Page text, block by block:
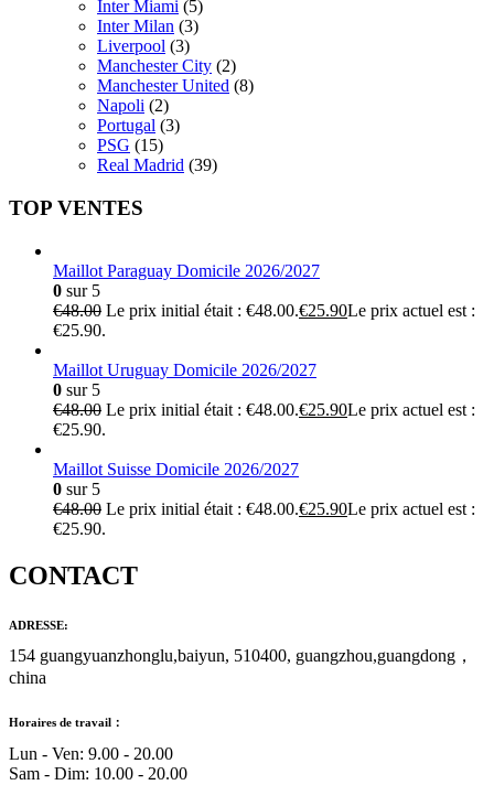
Inter Miami (5)
Inter Milan (3)
Liverpool (3)
Manchester City (2)
Manchester United (8)
Napoli (2)
Portugal (3)
PSG (15)
Real Madrid (39)
TOP VENTES
Maillot Paraguay Domicile 2026/2027
0 sur 5
€48.00 Le prix initial était : €48.00.€25.90Le prix actuel est :
€25.90.
Maillot Uruguay Domicile 2026/2027
0 sur 5
€48.00 Le prix initial était : €48.00.€25.90Le prix actuel est :
€25.90.
Maillot Suisse Domicile 2026/2027
0 sur 5
€48.00 Le prix initial était : €48.00.€25.90Le prix actuel est :
€25.90.
CONTACT
ADRESSE:
154 guangyuanzhonglu,baiyun, 510400, guangzhou,guangdong，
china
Horaires de travail：
Lun - Ven: 9.00 - 20.00
Sam - Dim: 10.00 - 20.00